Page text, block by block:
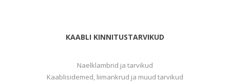
KAABLI KINNITUSTARVIKUD
Naelklambrid ja tarvikud
Kaablisidemed, liimankrud ja muud tarvikud